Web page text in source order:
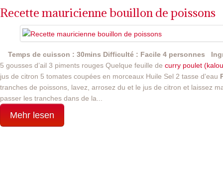
Recette mauricienne bouillon de poissons
Temps de cuisson : 30mins Difficulté : Facile 4 personnes
5 gousses d’ail 3 piments rouges Quelque feuille de curry poulet
jus de citron 5 tomates coupées en morceaux Huile Sel 2 tasse d'eau
tranches de poissons, lavez, arrosez du et le jus de citron et laissez
passer les tranches dans de la...
Mehr lesen